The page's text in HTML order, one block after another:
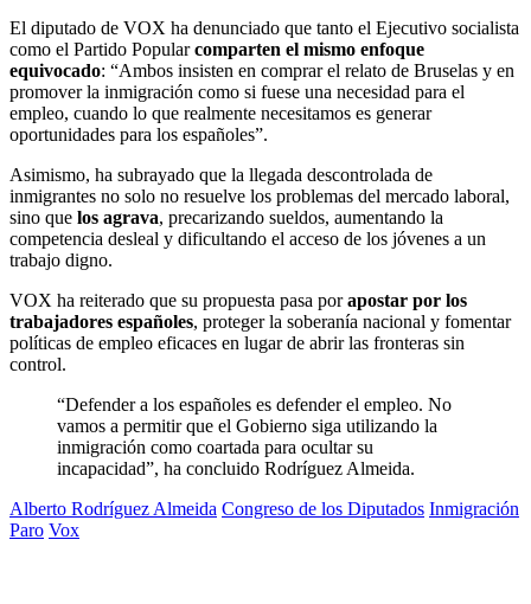
El diputado de VOX ha denunciado que tanto el Ejecutivo socialista
como el Partido Popularcomparten el mismo enfoque
equivocado: “Ambos insisten en comprar el relato de Bruselas y en
promover la inmigración como si fuese una necesidad para el
empleo, cuando lo que realmente necesitamos es generar
oportunidades para los españoles”.
Asimismo, ha subrayado que la llegada descontrolada de
inmigrantes no solo no resuelve los problemas del mercado laboral,
sino que los agrava, precarizando sueldos, aumentando la
competencia desleal y dificultando el acceso de los jóvenes a un
trabajo digno.
VOX ha reiterado que su propuesta pasa porapostar por los
trabajadores españoles, proteger la soberanía nacional y fomentar
políticas de empleo eficaces en lugar de abrir las fronteras sin
control.
“Defender a los españoles es defender el empleo. No
vamos a permitir que el Gobierno siga utilizando la
inmigración como coartada para ocultar su
incapacidad”, ha concluido Rodríguez Almeida.
Alberto Rodríguez Almeida Congreso de los Diputados Inmigración
Paro Vox